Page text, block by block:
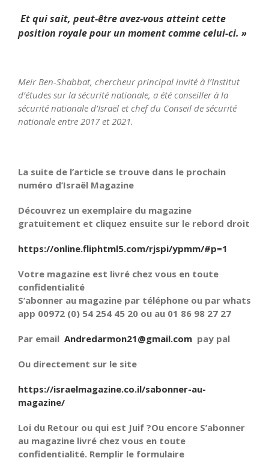
Et qui sait, peut-être avez-vous atteint cette
position royale pour un moment comme celui-ci. »
Meir Ben-Shabbat, chercheur principal invité à l’Institut
d’études sur la sécurité nationale, a été conseiller à la
sécurité nationale d’Israël et chef du Conseil de sécurité
nationale entre 2017 et 2021.
La suite de l’article se trouve dans le prochain
numéro d’Israël Magazine
Découvrez un exemplaire du magazine
gratuitement et cliquez ensuite sur le rebord droit
https://online.fliphtml5.com/rjspi/ypmm/#p=1
Votre magazine est livré chez vous en toute
confidentialité
S’abonner au magazine par téléphone ou par whats
app 00972 (0) 54 254 45 20 ou au 01 86 98 27 27
Par email Andredarmon21@gmail.com pay pal
Ou directement sur le site
https://israelmagazine.co.il/sabonner-au-
magazine/
Loi du Retour ou qui est Juif ?Ou encore S’abonner
au magazine livré chez vous en toute
confidentialité. Remplir le formulaire